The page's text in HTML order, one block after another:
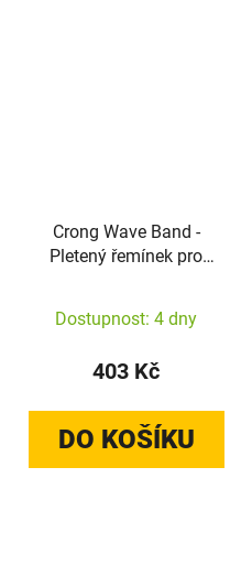
Crong Wave Band -
Pletený řemínek pro
(tmavě modrá)
Dostupnost: 4 dny
403 Kč
DO KOŠÍKU